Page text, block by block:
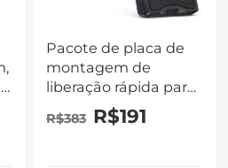
Pacote de placa de
montagem de
liberação rápida para
tripé de câmera com
2
R$383 R$191